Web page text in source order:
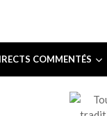
COMMENTÉS